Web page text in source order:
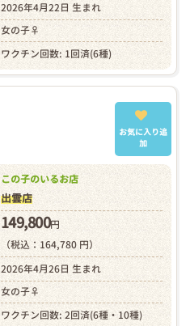
2026年4月22日 生まれ
女の子♀
ワクチン回数: 1回済(6種)
お気に入り追
加
この子のいるお店
出雲店
149,800円
（税込：164,780 円）
2026年4月26日 生まれ
女の子♀
ワクチン回数: 2回済(6種・10種)